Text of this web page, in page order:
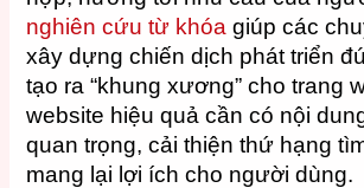
nghiên cứu từ khóagiúp các
xây dựng chiến dịch phát triển
tạo ra “khung xương” cho trang
website hiệu quả cần có nội
quan trọng, cải thiện thứ hạng
mang lại lợi ích cho người dùng.